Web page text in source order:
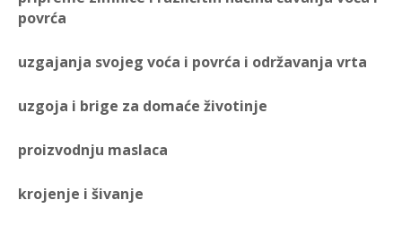
povrća
uzgajanja svojeg voća i povrća i održavanja vrta
uzgoja i brige za domaće životinje
proizvodnju maslaca
krojenje i šivanje